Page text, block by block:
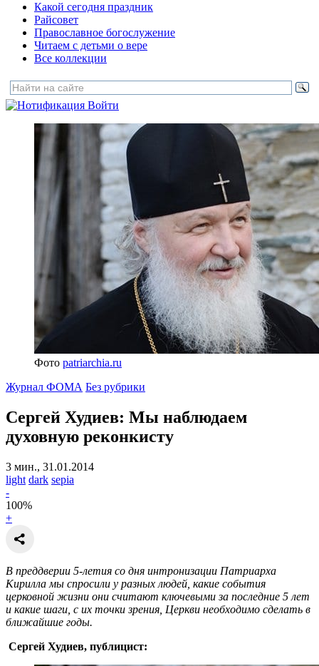
Какой сегодня праздник
Райсовет
Православное богослужение
Читаем с детьми о вере
Все коллекции
Войти
Фото patriarchia.ru
Журнал ФОМА Без рубрики
Сергей Худиев: Мы наблюдаем
духовную реконкисту
3 мин., 31.01.2014
light dark sepia
-
100%
+
В преддверии 5-летия со дня интронизации Патриарха
Кирилла мы спросили у разных людей, какие события
церковной жизни они считают ключевыми за последние 5 лет
и какие шаги, с их точки зрения, Церкви необходимо сделать в
ближайшие годы.
Сергей Худиев, публицист: